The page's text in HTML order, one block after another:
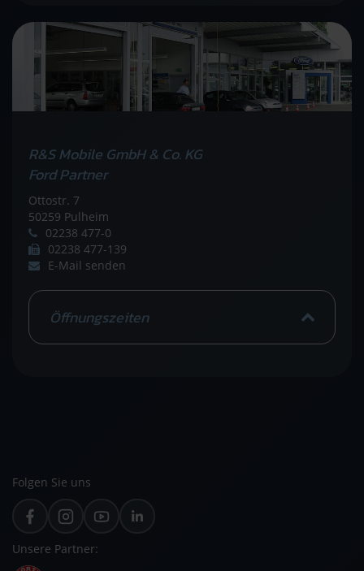
R&S Mobile GmbH & Co. KG
Ford Partner
Ottostr. 7
50259 Pulheim
02238 477-0
02238 477-139
E-Mail senden
Öffnungszeiten
Folgen Sie uns
Unsere Partner: